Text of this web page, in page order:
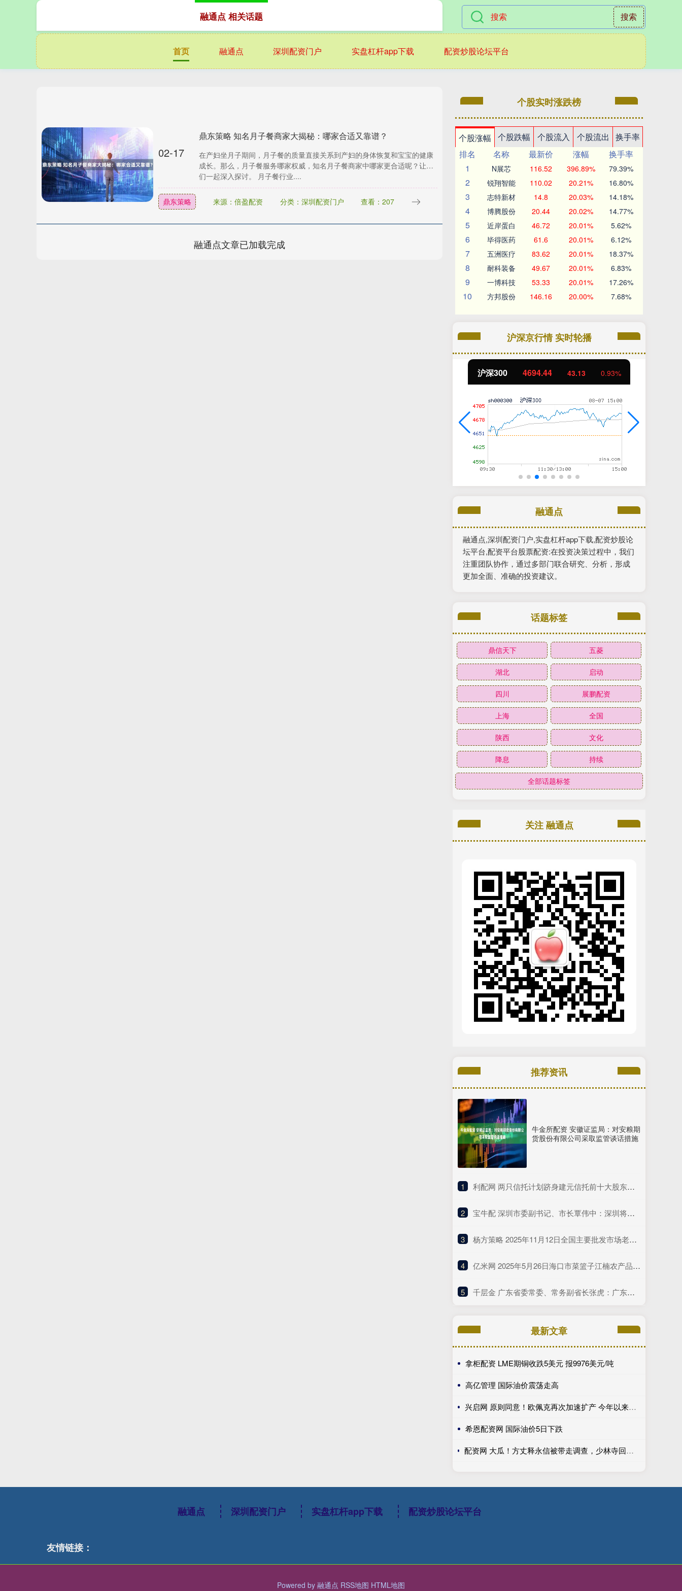
搜索
首页 融通点 深圳配资门户 实盘杠杆app下载 配资炒股论坛平台
融通点 相关话题
02-17
鼎东策略 知名月子餐商家大揭秘：哪家合适又靠谱？
在产妇坐月子期间，月子餐的质量直接关系到产妇的身体恢复和宝宝的健康
成长。那么，月子餐服务哪家权威，知名月子餐商家中哪家更合适呢？让我
们一起深入探讨。 月子餐行业....
鼎东策略 来源：倍盈配资 分类：深圳配资门户 查看：207
融通点文章已加载完成
个股实时涨跌榜
个股涨幅 个股跌幅 个股流入 个股流出
换手率
排名
名称 最新价 涨幅
换手率
1
N展芯 116.52 396.89% 79.39%
2 锐翔智能 110.02 20.21% 16.80%
3 志特新材 14.8 20.03% 14.18%
4 博腾股份 20.44 20.02% 14.77%
5 近岸蛋白 46.72 20.01% 5.62%
6 毕得医药 61.6 20.01% 6.12%
7 五洲医疗 83.62 20.01% 18.37%
8 耐科装备 49.67 20.01% 6.83%
9 一博科技 53.33 20.01% 17.26%
10 方邦股份 146.16 20.00% 7.68%
沪深京行情 实时轮播
沪深300 4694.44 43.13 0.93%
融通点
融通点,深圳配资门户,实盘杠杆app下载,配资炒股论
坛平台,配资平台股票配资:在投资决策过程中，我们
注重团队协作，通过多部门联合研究、分析，形成
更加全面、准确的投资建议。
话题标签
鼎信天下 五菱
湖北 启动
四川 展鹏配资
上海 全国
陕西 文化
降息 持续
全部话题标签
关注 融通点
推荐资讯
牛金所配资 安徽证监局：对安粮期
货股份有限公司采取监管谈话措施
1 ​利配网 两只信托计划跻身建元信托前十大股东！公司回应不分红与未来盈利点
2 ​宝牛配 深圳市委副书记、市长覃伟中：深圳将坚定扛起综合改革试点主体责任
3 ​杨方策略 2025年11月12日全国主要批发市场老母鸡价格行情
4 ​亿米网 2025年5月26日海口市菜篮子江楠农产品批发市场有限公司价格行情
5 ​千层金 广东省委常委、常务副省长张虎：广东全力以赴支持深圳的改革探索
最新文章
拿柜配资 LME期铜收跌5美元 报9976美元/吨
高亿管理 国际油价震荡走高
兴启网 原则同意！欧佩克再次加速扩产 今年以来原油价格已回落13.77%
希恩配资网 国际油价5日下跌
配资网 大瓜！方丈释永信被带走调查，少林寺回应模糊，过往争议再被扒_问题_消息_商业化
融通点 深圳配资门户 实盘杠杆app下载 配资炒股论坛平台
友情链接：
Powered by 融通点 RSS地图 HTML地图